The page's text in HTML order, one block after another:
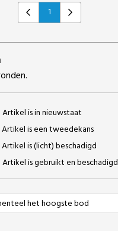
Previous
1 Next
Artikel is in nieuwstaat
Artikel is een tweedekans
Artikel is (licht) beschadigd
Artikel is gebruikt en beschadigd
het hoogste bod